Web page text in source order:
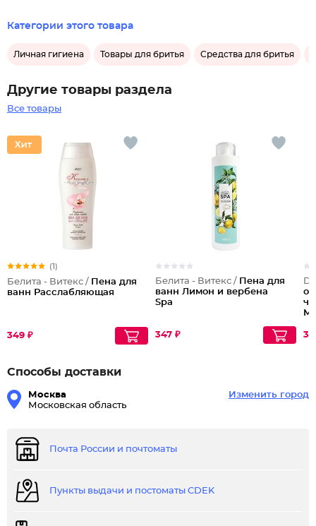
Категории этого товара
Личная гигиена Товары для бритья Средства для бритья
Другие товары раздела
Все товары
(1)
Белита - Витекс / Пена для
ванн Расслабляющая
349 ₽
Белита - Витекс / Пена для
ванн Лимон и вербена
Spa
347 ₽
Способы доставки
Москва
Московская область
Изменить город
Почта России и почтоматы
Пункты выдачи и постоматы CDEK